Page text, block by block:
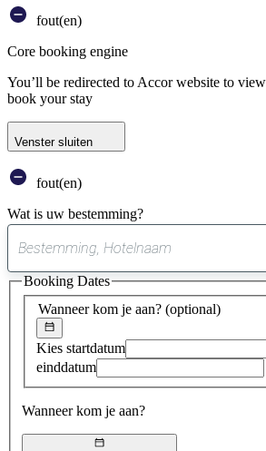
fout(en)
Core booking engine
You’ll be redirected to Accor website to
book your stay
Venster sluiten
fout(en)
Wat is uw bestemming?
suggestie
gevonden
Wanneer kom je aan? (optional)
Kies startdatum
einddatum
Wanneer kom je aan?
Booking Dates